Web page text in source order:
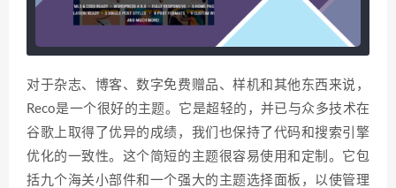
对于杂志、博客、数字免费赠品、样机和其他东西来说，
Reco是一个很好的主题。它是超轻的，并已与众多技术在
谷歌上取得了优异的成绩，我们也保持了代码和搜索引擎
优化的一致性。这个简短的主题很容易使用和定制。它包
括九个海关小部件和一个强大的主题选择面板，以使管理